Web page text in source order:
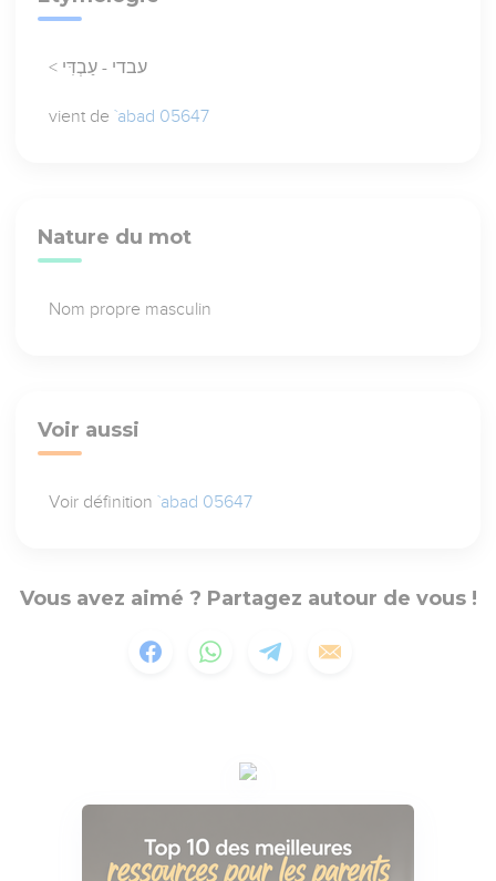
< עבדי - עַבְדִּי
vient de`abad 05647
Nature du mot
Nom propre masculin
Voir aussi
Voir définition`abad 05647
Vous avez aimé ? Partagez autour de vous !